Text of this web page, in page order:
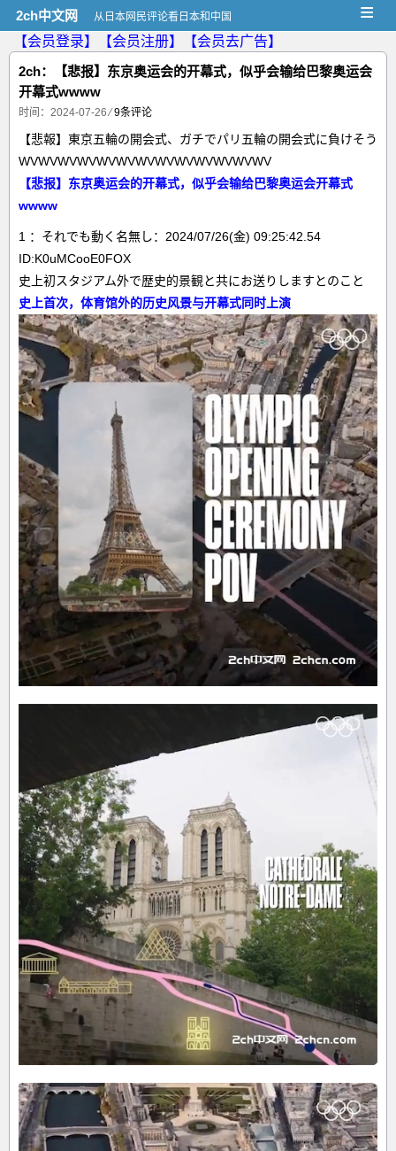
2ch中文网 从日本网民评论看日本和中国 ≡
【会员登录】 【会员注册】
【会员去广告】
2ch：【悲报】东京奥运会的开幕式，似乎会输给巴黎奥运会
开幕式wwww
时间：2024-07-26 ⁄9条评论
【悲報】東京五輪の開会式、ガチでパリ五輪の開会式に負けそう
WVWVWVWVWVWVWVWVWVWVWVWVWV
【悲报】东京奥运会的开幕式，似乎会输给巴黎奥运会开幕式
wwww
1 ：それでも動く名無し：2024/07/26(金) 09:25:42.54
ID:K0uMCooE0FOX
史上初スタジアム外で歴史的景観と共にお送りしますとのこと
史上首次，体育馆外的历史风景与开幕式同时上演